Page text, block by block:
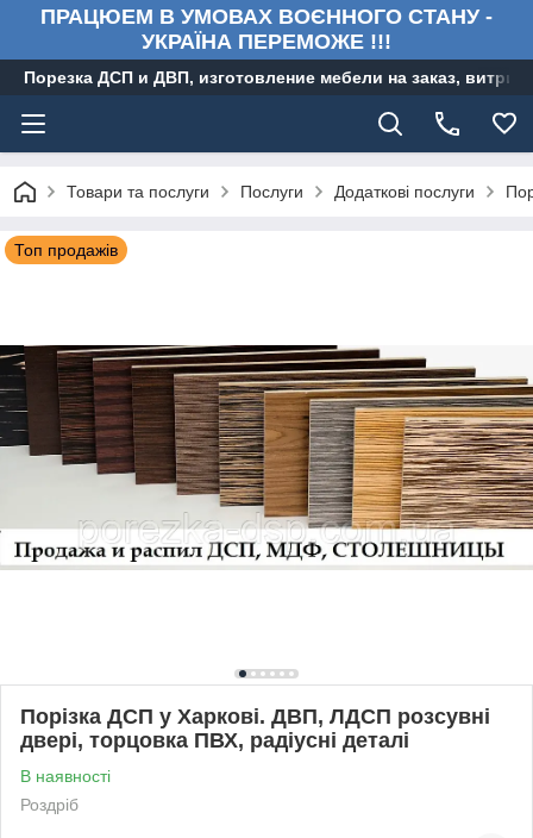
ПРАЦЮЕМ В УМОВАХ ВОЄННОГО СТАНУ -
УКРАЇНА ПЕРЕМОЖЕ !!!
Порезка ДСП и ДВП, изготовление мебели на заказ,
Товари та послуги Послуги Додаткові послуги
Топ продажів
Порізка ДСП у Харкові. ДВП, ЛДСП розсувні
двері, торцовка ПВХ, радіусні деталі
В наявності
Роздріб